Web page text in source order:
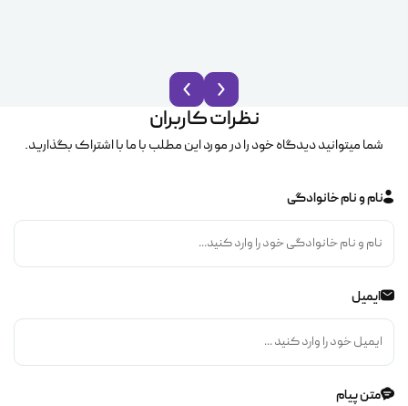
نظرات کاربران
شما میتوانید دیدگاه خود را در مورد این مطلب با ما با اشتراک بگذارید.
نام و نام خانوادگی
ایمیل
متن پیام